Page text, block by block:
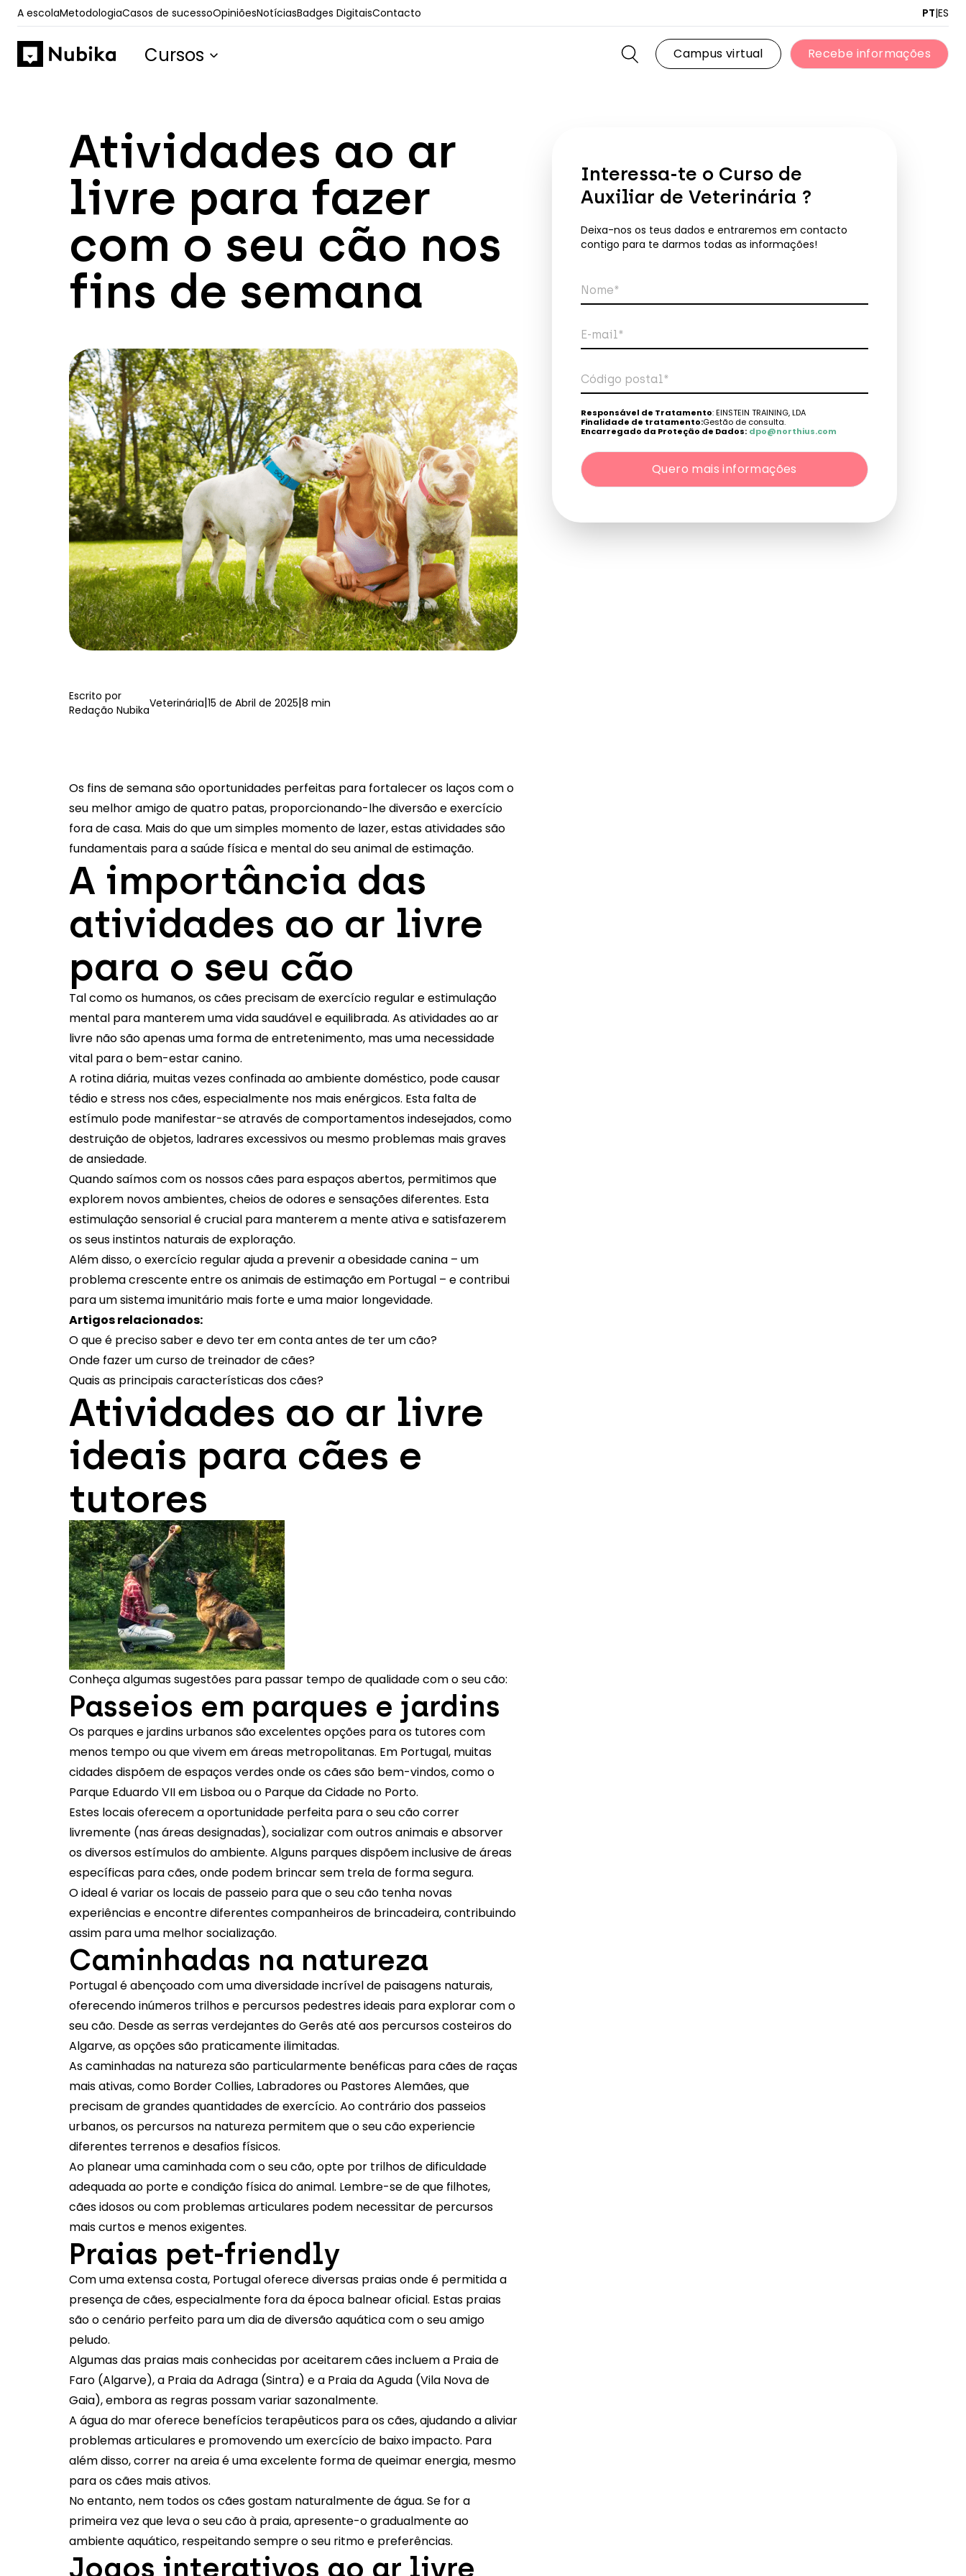
A escolaMetodologiaCasos de sucessoOpiniõesNotíciasBadges DigitaisContacto PT|ES
Cursos
Campus virtual
Campus virtual
Recebe informações
Recebe informações
Atividades ao ar
livre para fazer
com o seu cão nos
fins de semana
Escrito por
Redação NubikaVeterinária|15 de Abril de 2025|8 min
Os fins de semana são oportunidades perfeitas para fortalecer os laços com o
seu melhor amigo de quatro patas, proporcionando-lhe diversão e exercício
fora de casa. Mais do que um simples momento de lazer, estas atividades são
fundamentais para a saúde física e mental do seu animal de estimação.
A importância das
atividades ao ar livre
para o seu cão
Tal como os humanos, os cães precisam de exercício regular e estimulação
mental para manterem uma vida saudável e equilibrada. As atividades ao ar
livre não são apenas uma forma de entretenimento, mas uma necessidade
vital para o bem-estar canino.
A rotina diária, muitas vezes confinada ao ambiente doméstico, pode causar
tédio e stress nos cães, especialmente nos mais enérgicos. Esta falta de
estímulo pode manifestar-se através de comportamentos indesejados, como
destruição de objetos, ladrares excessivos ou mesmo problemas mais graves
de ansiedade.
Quando saímos com os nossos cães para espaços abertos, permitimos que
explorem novos ambientes, cheios de odores e sensações diferentes. Esta
estimulação sensorial é crucial para manterem a mente ativa e satisfazerem
os seus instintos naturais de exploração.
Além disso, o exercício regular ajuda a prevenir a obesidade canina – um
problema crescente entre os animais de estimação em Portugal – e contribui
para um sistema imunitário mais forte e uma maior longevidade.
Artigos relacionados:
O que é preciso saber e devo ter em conta antes de ter um cão?
Onde fazer um curso de treinador de cães?
Quais as principais características dos cães?
Atividades ao ar livre
ideais para cães e
tutores
Conheça algumas sugestões para passar tempo de qualidade com o seu cão:
Passeios em parques e jardins
Os parques e jardins urbanos são excelentes opções para os tutores com
menos tempo ou que vivem em áreas metropolitanas. Em Portugal, muitas
cidades dispõem de espaços verdes onde os cães são bem-vindos, como o
Parque Eduardo VII em Lisboa ou o Parque da Cidade no Porto.
Estes locais oferecem a oportunidade perfeita para o seu cão correr
livremente (nas áreas designadas), socializar com outros animais e absorver
os diversos estímulos do ambiente. Alguns parques dispõem inclusive de áreas
específicas para cães, onde podem brincar sem trela de forma segura.
O ideal é variar os locais de passeio para que o seu cão tenha novas
experiências e encontre diferentes companheiros de brincadeira, contribuindo
assim para uma melhor socialização.
Caminhadas na natureza
Portugal é abençoado com uma diversidade incrível de paisagens naturais,
oferecendo inúmeros trilhos e percursos pedestres ideais para explorar com o
seu cão. Desde as serras verdejantes do Gerês até aos percursos costeiros do
Algarve, as opções são praticamente ilimitadas.
As caminhadas na natureza são particularmente benéficas para cães de raças
mais ativas, como Border Collies, Labradores ou Pastores Alemães, que
precisam de grandes quantidades de exercício. Ao contrário dos passeios
urbanos, os percursos na natureza permitem que o seu cão experiencie
diferentes terrenos e desafios físicos.
Ao planear uma caminhada com o seu cão, opte por trilhos de dificuldade
adequada ao porte e condição física do animal. Lembre-se de que filhotes,
cães idosos ou com problemas articulares podem necessitar de percursos
mais curtos e menos exigentes.
Praias pet-friendly
Com uma extensa costa, Portugal oferece diversas praias onde é permitida a
presença de cães, especialmente fora da época balnear oficial. Estas praias
são o cenário perfeito para um dia de diversão aquática com o seu amigo
peludo.
Algumas das praias mais conhecidas por aceitarem cães incluem a Praia de
Faro (Algarve), a Praia da Adraga (Sintra) e a Praia da Aguda (Vila Nova de
Gaia), embora as regras possam variar sazonalmente.
A água do mar oferece benefícios terapêuticos para os cães, ajudando a aliviar
problemas articulares e promovendo um exercício de baixo impacto. Para
além disso, correr na areia é uma excelente forma de queimar energia, mesmo
para os cães mais ativos.
No entanto, nem todos os cães gostam naturalmente de água. Se for a
primeira vez que leva o seu cão à praia, apresente-o gradualmente ao
ambiente aquático, respeitando sempre o seu ritmo e preferências.
Jogos interativos ao ar livre
Interessa-te o Curso de
Auxiliar de Veterinária ?
Deixa-nos os teus dados e entraremos em contacto
contigo para te darmos todas as informações!
Nome*
E-mail*
Telefone*
Código postal*
Responsável de Tratamento: EINSTEIN TRAINING, LDA
Finalidade de tratamento:Gestão de consulta.
Encarregado da Proteção de Dados: dpo@northius.com
legal. / Direitos: aceder, retificar e excluir os dados, bem como outros
direitos, conforme o explicito na
Quero mais informações
Quero mais informações